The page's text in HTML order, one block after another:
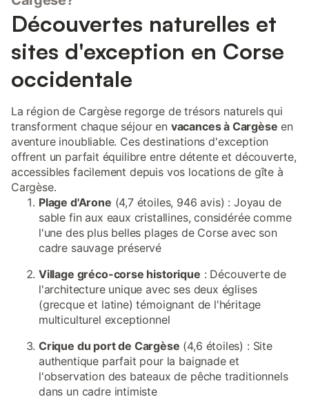
Découvertes naturelles et
sites d'exception en Corse
occidentale
La région de Cargèse regorge de trésors naturels qui
transforment chaque séjour en vacances à Cargèse en
aventure inoubliable. Ces destinations d'exception
offrent un parfait équilibre entre détente et découverte,
accessibles facilement depuis vos locations de gîte à
Cargèse.
Plage d'Arone (4,7 étoiles, 946 avis) : Joyau de
sable fin aux eaux cristallines, considérée comme
l'une des plus belles plages de Corse avec son
cadre sauvage préservé
Village gréco-corse historique : Découverte de
l'architecture unique avec ses deux églises
(grecque et latine) témoignant de l'héritage
multiculturel exceptionnel
Crique du port de Cargèse (4,6 étoiles) : Site
authentique parfait pour la baignade et
l'observation des bateaux de pêche traditionnels
dans un cadre intimiste